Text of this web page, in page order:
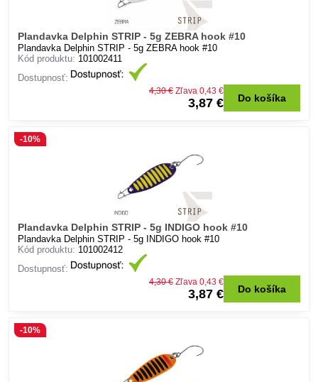
Plandavka Delphin STRIP - 5g ZEBRA hook #10
Plandavka Delphin STRIP - 5g ZEBRA hook #10
Kód produktu: 101002411
Dostupnosť:
3,87 €
4,30 € Zľava 0,43 €
Do košíka
Plandavka Delphin STRIP - 5g INDIGO hook #10
-10%
Plandavka Delphin STRIP - 5g INDIGO hook #10
Kód produktu: 101002412
Dostupnosť:
3,87 €
4,30 € Zľava 0,43 €
Do košíka
-10%